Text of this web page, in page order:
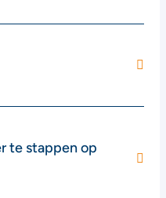
te stappen op